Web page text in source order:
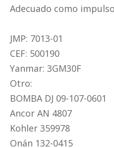
Adecuado como
JMP: 7013-01
CEF: 500190
Yanmar: 3GM30F
Otro:
BOMBA DJ 09-107-0601
Ancor AN 4807
Kohler 359978
Onán 132-0415